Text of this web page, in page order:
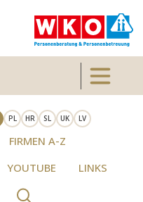
Toggle
PL HR SL UK LV
FIRMEN A-Z
YOUTUBE
LINKS